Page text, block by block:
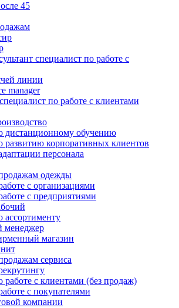
45
специалист по работе с
линии
manager
по работе с клиентами
дистанционному обучению
развитию корпоративных клиентов
персонала
одежды
с организациями
с предприятиями
ассортименту
менеджер
магазин
сервиса
работе с клиентами (без продаж)
с покупателями
компании